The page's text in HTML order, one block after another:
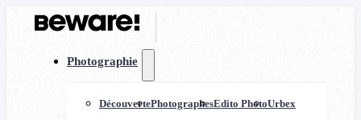
Photographie
DécouvertePhotographesEdito PhotoUrbex